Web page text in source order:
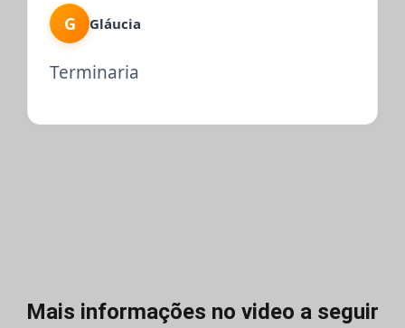
G Gláucia
Terminaria
Mais informações no video a seguir